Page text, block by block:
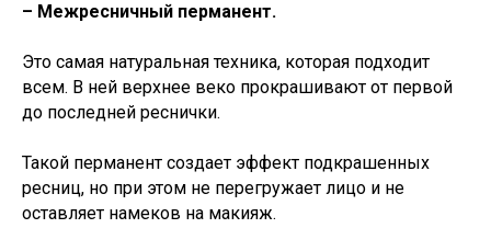
– Межресничный перманент.
Это самая натуральная техника, которая подходит
всем. В ней верхнее веко прокрашивают от первой
до последней реснички.
Такой перманент создает эффект подкрашенных
ресниц, но при этом не перегружает лицо и не
оставляет намеков на макияж.